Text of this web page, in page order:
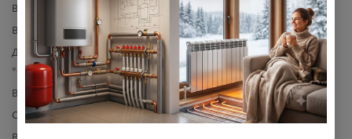
Входное напряжение, В
145…260
Выходное напряжение, В
220
Диапазон рабочих температур,
°C
-10 до +40
Выходная частота, Гц
50
Скорость реакции, мс
20